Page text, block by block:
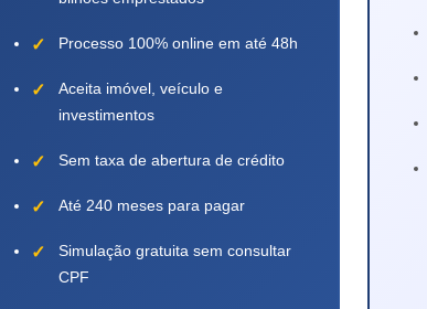
Processo 100% online em até 48h
Aceita imóvel, veículo e
investimentos
Sem taxa de abertura de crédito
Até 240 meses para pagar
Simulação gratuita sem consultar
CPF